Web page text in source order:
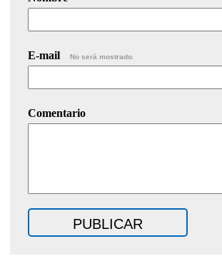
E-mail No será mostrado.
Comentario